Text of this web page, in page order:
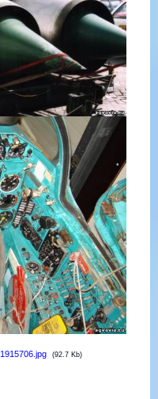
1915706.jpg (92.7 Kb)